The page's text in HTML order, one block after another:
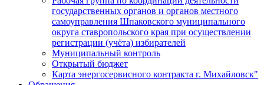
государственных органов и органов местного
самоуправления Шпаковского муниципального
округа ставропольского края при осуществлении
регистрации (учёта) избирателей
Муниципальный контроль
Открытый бюджет
Карта энергосервисного контракта г. Михайловск"